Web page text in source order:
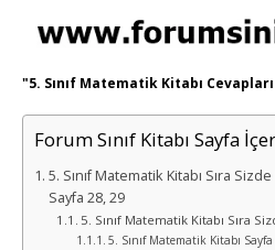
"5. Sınıf Matematik Kitabı Cevapları
Forum Sınıf Kitabı Sayfa
5. Sınıf Matematik Kitabı Sıra
Sayfa 28, 29
5. Sınıf Matematik Kitabı Sıra
5. Sınıf Matematik Kitabı